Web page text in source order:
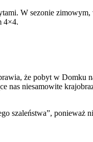
W sezonie
4×4.
że pobyt w Domku
niesamowite
szaleństwa”, ponieważ